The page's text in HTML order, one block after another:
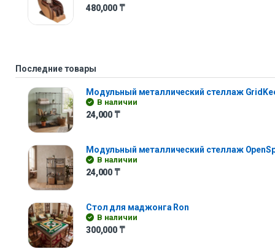
480,000 ₸
Последние товары
Модульный металлический стеллаж
В наличии
24,000 ₸
Модульный металлический стеллаж
В наличии
24,000 ₸
Стол для маджонга Ron
В наличии
300,000 ₸